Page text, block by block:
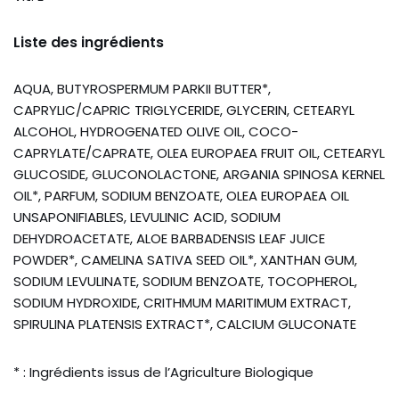
Liste des ingrédients
AQUA, BUTYROSPERMUM PARKII BUTTER*,
CAPRYLIC/CAPRIC TRIGLYCERIDE, GLYCERIN, CETEARYL
ALCOHOL, HYDROGENATED OLIVE OIL, COCO-
CAPRYLATE/CAPRATE, OLEA EUROPAEA FRUIT OIL, CETEARYL
GLUCOSIDE, GLUCONOLACTONE, ARGANIA SPINOSA KERNEL
OIL*, PARFUM, SODIUM BENZOATE, OLEA EUROPAEA OIL
UNSAPONIFIABLES, LEVULINIC ACID, SODIUM
DEHYDROACETATE, ALOE BARBADENSIS LEAF JUICE
POWDER*, CAMELINA SATIVA SEED OIL*, XANTHAN GUM,
SODIUM LEVULINATE, SODIUM BENZOATE, TOCOPHEROL,
SODIUM HYDROXIDE, CRITHMUM MARITIMUM EXTRACT,
SPIRULINA PLATENSIS EXTRACT*, CALCIUM GLUCONATE
* : Ingrédients issus de l’Agriculture Biologique